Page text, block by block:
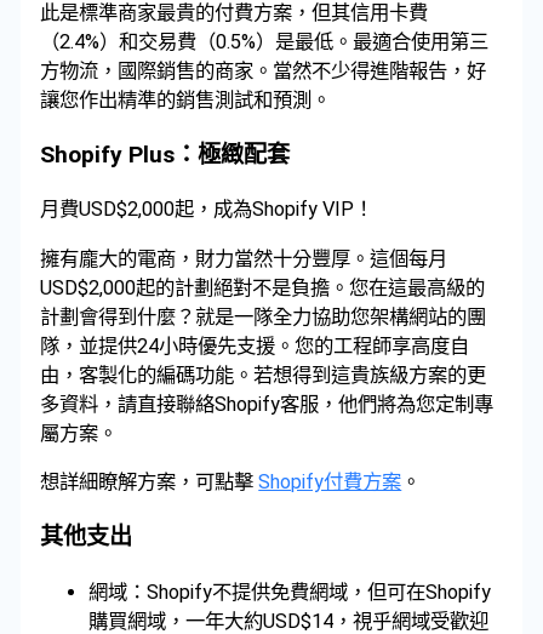
此是標準商家最貴的付費方案，但其信用卡費
（2.4%）和交易費（0.5%）是最低。最適合使用第三
方物流，國際銷售的商家。當然不少得進階報告，好
讓您作出精準的銷售測試和預測。
Shopify Plus：極緻配套
月費USD$2,000起，成為Shopify VIP！
擁有龐大的電商，財力當然十分豐厚。這個每月
USD$2,000起的計劃絕對不是負擔。您在這最高級的
計劃會得到什麼？就是一隊全力協助您架構網站的團
隊，並提供24小時優先支援。您的工程師享高度自
由，客製化的編碼功能。若想得到這貴族級方案的更
多資料，請直接聯絡Shopify客服，他們將為您定制專
屬方案。
想詳細瞭解方案，可點擊Shopify付費方案 。
其他支出
網域：Shopify不提供免費網域，但可在Shopify
購買網域，一年大約USD$14，視乎網域受歡迎